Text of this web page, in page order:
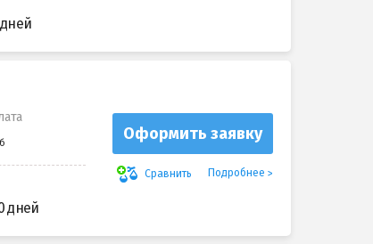
дней
Оформить заявку
Сравнить Подробнее